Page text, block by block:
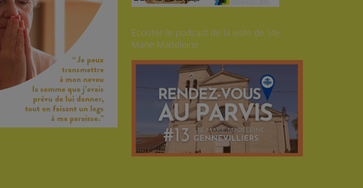
Ecouter le podcast de la visite de Ste
Marie-Madeleine